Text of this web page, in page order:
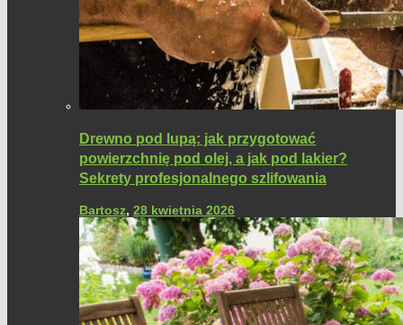
Drewno pod lupą: jak przygotować
powierzchnię pod olej, a jak pod lakier?
Sekrety profesjonalnego szlifowania
Bartosz, 28 kwietnia 2026